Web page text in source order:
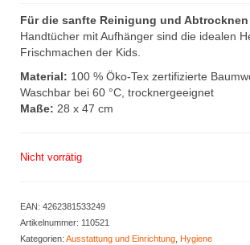
Für die sanfte Reinigung und Abtrocknen
Handtücher mit Aufhänger sind die idealen
Frischmachen der Kids.
Material: 100 % Öko-Tex zertifizierte
Waschbar bei 60 °C, trocknergeeignet
Maße: 28 x 47 cm
Nicht vorrätig
EAN: 4262381533249
Artikelnummer: 110521
Kategorien: Ausstattung und Einrichtung Hygiene